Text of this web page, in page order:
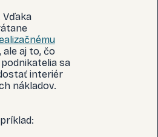
aj to, čo
sa
interiér
nákladov.